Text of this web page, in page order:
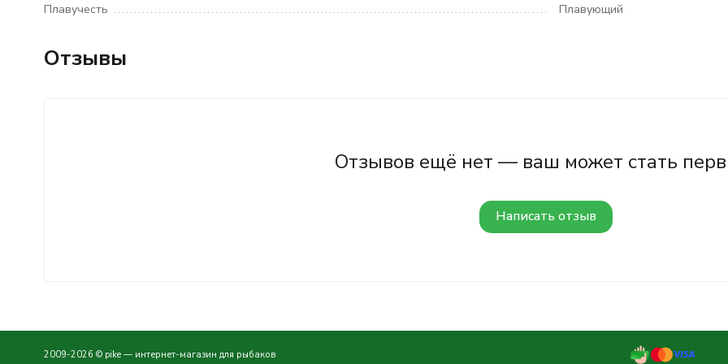
Плавучесть Плавующий
Отзывы
Отзывов ещё нет — ваш может стать
Написать отзыв
2009-2026 © pike — интернет-магазин для рыбаков